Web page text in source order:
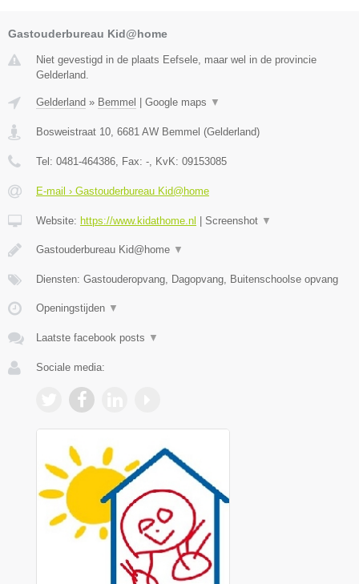
Gastouderbureau Kid@home
Niet gevestigd in de plaats Eefsele, maar wel in de provincie
Gelderland.
Gelderland » Bemmel | Google maps ▼
Bosweistraat 10 6681 AW Bemmel (Gelderland)
Tel: 0481-464386 , Fax: - , KvK: 09153085
E-mail › Gastouderbureau Kid@home
Website: https://www.kidathome.nl | Screenshot ▼
Gastouderbureau Kid@home ▼
Diensten: Gastouderopvang, Dagopvang, Buitenschoolse opvang
Openingstijden ▼
Laatste facebook posts ▼
Sociale media: